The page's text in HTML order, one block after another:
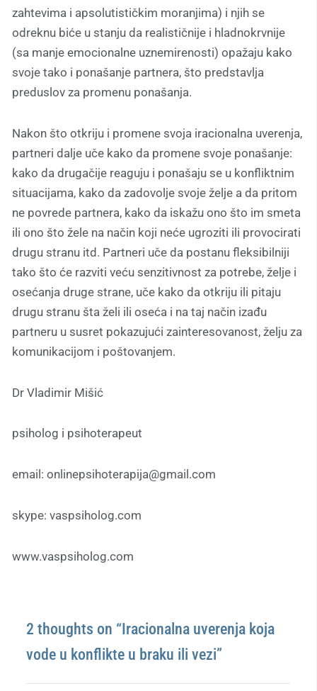
zahtevima i apsolutističkim moranjima) i njih se
odreknu biće u stanju da realističnije i hladnokrvnije
(sa manje emocionalne uznemirenosti) opažaju kako
svoje tako i ponašanje partnera, što predstavlja
preduslov za promenu ponašanja.
Nakon što otkriju i promene svoja iracionalna uverenja,
partneri dalje uče kako da promene svoje ponašanje:
kako da drugačije reaguju i ponašaju se u konfliktnim
situacijama, kako da zadovolje svoje želje a da pritom
ne povrede partnera, kako da iskažu ono što im smeta
ili ono što žele na način koji neće ugroziti ili provocirati
drugu stranu itd. Partneri uče da postanu fleksibilniji
tako što će razviti veću senzitivnost za potrebe, želje i
osećanja druge strane, uče kako da otkriju ili pitaju
drugu stranu šta želi ili oseća i na taj način izađu
partneru u susret pokazujući zainteresovanost, želju za
komunikacijom i poštovanjem.
Dr Vladimir Mišić
psiholog i psihoterapeut
email: onlinepsihoterapija@gmail.com
skype: vaspsiholog.com
www.vaspsiholog.com
2 thoughts on “Iracionalna uverenja koja
vode u konflikte u braku ili vezi”